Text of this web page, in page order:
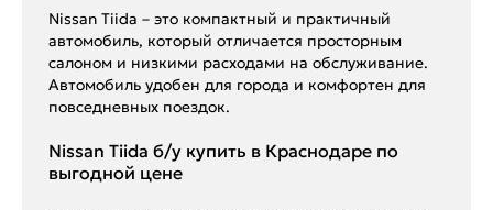
Nissan Tiida – это компактный и практичный
автомобиль, который отличается просторным
салоном и низкими расходами на обслуживание.
Автомобиль удобен для города и комфортен для
повседневных поездок.
Nissan Tiida б/у купить в Краснодаре по
выгодной цене